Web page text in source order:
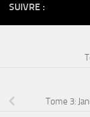
SUIVRE :
Tome 3: